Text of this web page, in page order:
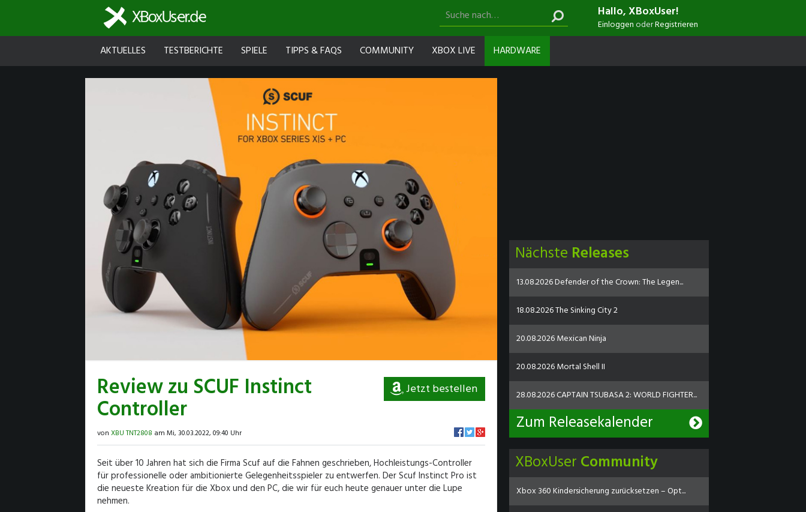
Hallo, XBoxUser!
EinloggenoderRegistrieren
AKTUELLES TESTBERICHTE SPIELE TIPPS & FAQS COMMUNITY XBOX LIVE HARDWARE
Jetzt bestellen
Review zu SCUF Instinct
Controller
von XBU TNT2808 am Mi, 30.03.2022, 09:40 Uhr
Seit über 10 Jahren hat sich die Firma Scuf auf die Fahnen geschrieben, Hochleistungs-Controller
für professionelle oder ambitionierte Gelegenheitsspieler zu entwerfen. Der Scuf Instinct Pro ist
die neueste Kreation für die Xbox und den PC, die wir für euch heute genauer unter die Lupe
nehmen.
Nächste Releases
13.08.2026 Defender of the Crown: The Legen...
18.08.2026 The Sinking City 2
20.08.2026 Mexican Ninja
20.08.2026 Mortal Shell II
28.08.2026 CAPTAIN TSUBASA 2: WORLD FIGHTER...
Zum Releasekalender
XBoxUser Community
Xbox 360 Kindersicherung zurücksetzen – Opt...